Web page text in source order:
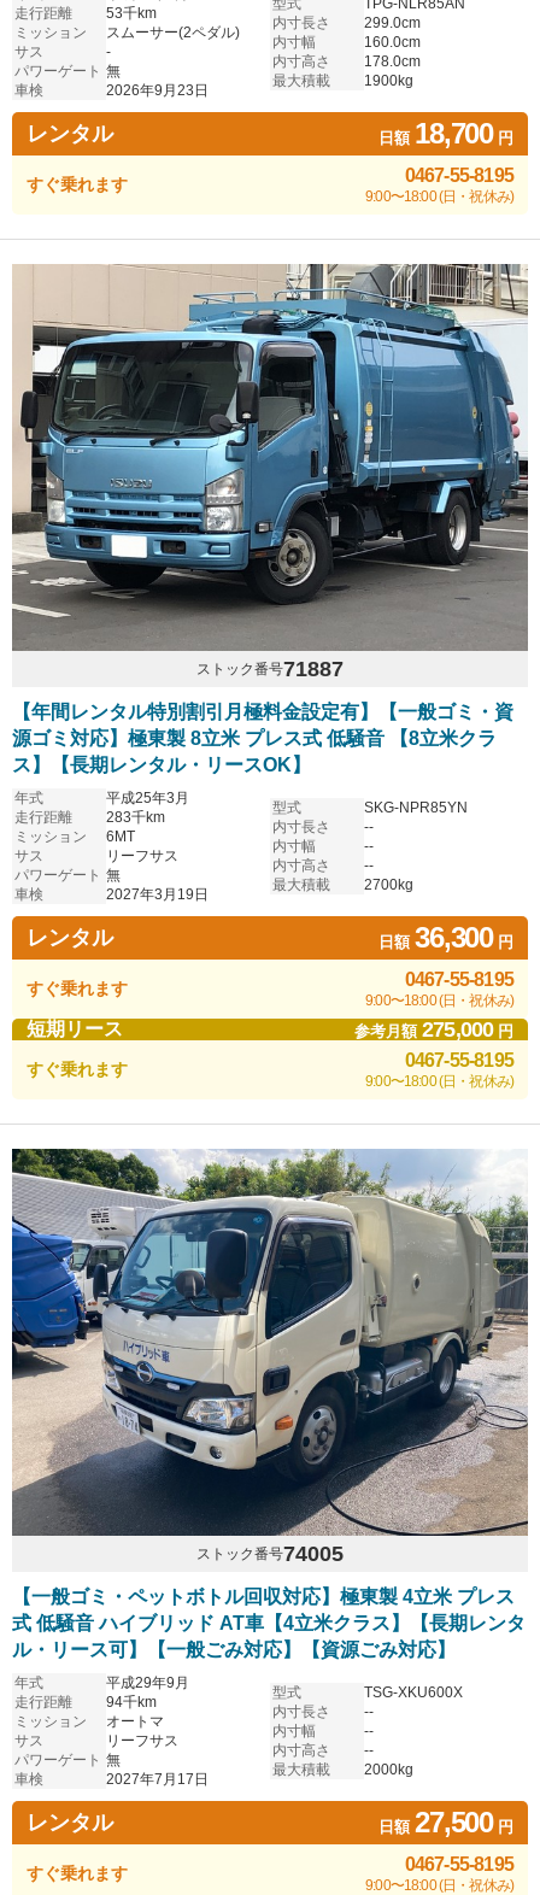
走行距離
53千km
ミッション
スムーサー(2ペダル)
サス
-
パワーゲート 無
車検
2026年9月23日
型式
TPG-NLR85AN
内寸長さ
299.0cm
内寸幅
160.0cm
内寸高さ
178.0cm
最大積載
1900kg
レンタル 日額 18,700円
すぐ乗れます 0467-55-8195
9:00〜18:00 (日・祝休み)
ストック番号71887
【年間レンタル特別割引月極料金設定有】【一般ゴミ・資
源ゴミ対応】極東製 8立米 プレス式 低騒音 【8立米クラ
ス】【長期レンタル・リースOK】
年式
平成25年3月
走行距離
283千km
ミッション
6MT
サス
リーフサス
パワーゲート 無
車検
2027年3月19日
型式
SKG-NPR85YN
内寸長さ
--
内寸幅
--
内寸高さ
--
最大積載
2700kg
レンタル 日額36,300円
すぐ乗れます 0467-55-8195
9:00〜18:00 (日・祝休み)
短期リース 参考月額275,000円
すぐ乗れます 0467-55-8195
9:00〜18:00 (日・祝休み)
ストック番号74005
【一般ゴミ・ペットボトル回収対応】極東製 4立米 プレス
式 低騒音 ハイブリッド AT車【4立米クラス】【長期レンタ
ル・リース可】【一般ごみ対応】【資源ごみ対応】
年式
平成29年9月
走行距離
94千km
ミッション
オートマ
サス
リーフサス
パワーゲート 無
車検
2027年7月17日
型式
TSG-XKU600X
内寸長さ
--
内寸幅
--
内寸高さ
--
最大積載
2000kg
レンタル 日額27,500円
すぐ乗れます 0467-55-8195
9:00〜18:00 (日・祝休み)